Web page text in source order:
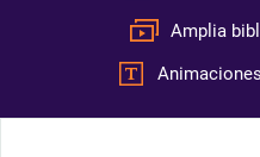
Amplia